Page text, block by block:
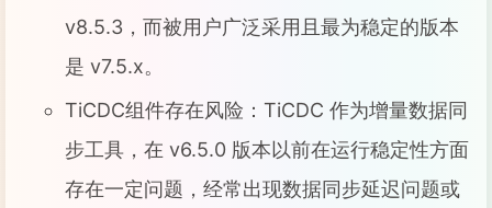
v8.5.3，而被用户广泛采用且最为稳定的版本
是 v7.5.x。
TiCDC组件存在风险：TiCDC 作为增量数据同
步工具，在 v6.5.0 版本以前在运行稳定性方面
存在一定问题，经常出现数据同步延迟问题或